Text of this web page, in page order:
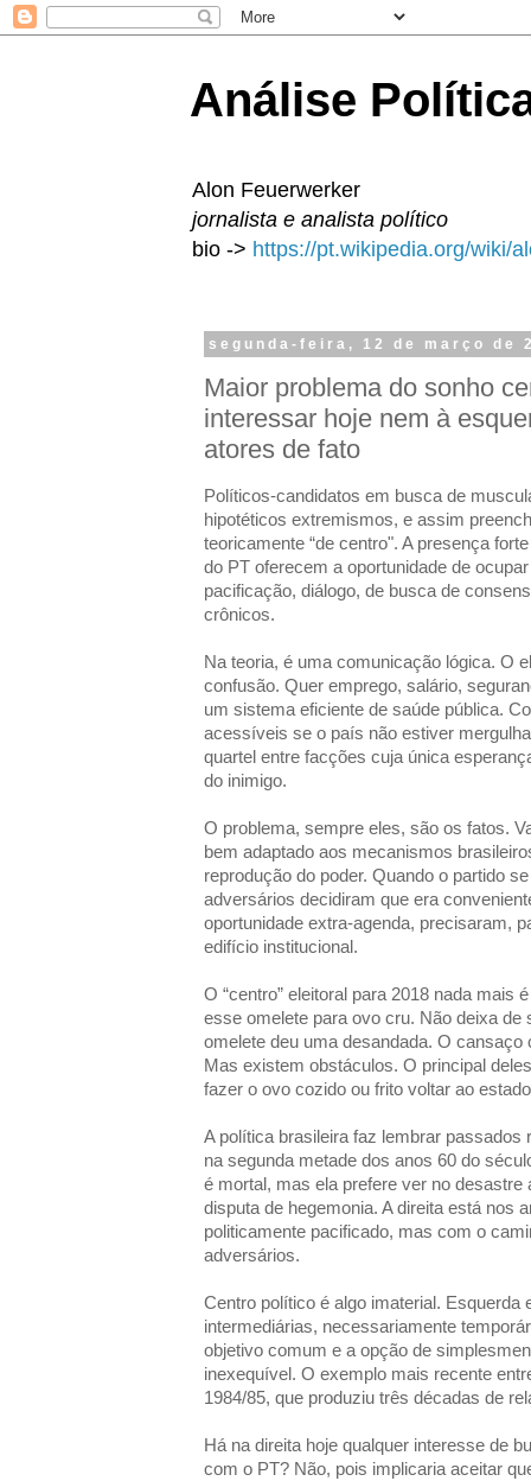
Análise
Alon Feuerwerker
jornalista e analista político
bio -> https://pt.wikipedia.org/wiki/
segunda-feira, 12 de março de
Maior problema do sonho
interessar hoje nem à
atores de fato
Políticos-candidatos em busca de
hipotéticos extremismos, e assim
teoricamente “de centro". A presença
do PT oferecem a oportunidade de
pacificação, diálogo, de busca de
crônicos.
Na teoria, é uma comunicação lógica. O
confusão. Quer emprego, salário,
um sistema eficiente de saúde pública.
acessíveis se o país não estiver
quartel entre facções cuja única
do inimigo.
O problema, sempre eles, são os fatos.
bem adaptado aos mecanismos
reprodução do poder. Quando o partido
adversários decidiram que era
oportunidade extra-agenda, precisaram,
edifício institucional.
O “centro” eleitoral para 2018 nada mais
esse omelete para ovo cru. Não deixa de
omelete deu uma desandada. O
Mas existem obstáculos. O principal
fazer o ovo cozido ou frito voltar ao
A política brasileira faz lembrar passados
na segunda metade dos anos 60 do
é mortal, mas ela prefere ver no desastre
disputa de hegemonia. A direita está nos
politicamente pacificado, mas com o
adversários.
Centro político é algo imaterial. Esquerda
intermediárias, necessariamente
objetivo comum e a opção de
inexequível. O exemplo mais recente
1984/85, que produziu três décadas de
Há na direita hoje qualquer interesse de
com o PT? Não, pois implicaria aceitar